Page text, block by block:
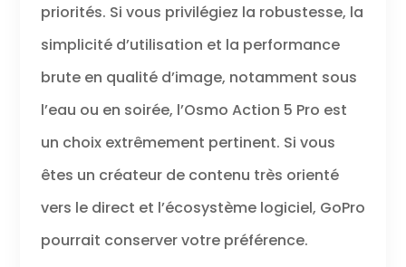
priorités. Si vous privilégiez la robustesse, la
simplicité d’utilisation et la performance
brute en qualité d’image, notamment sous
l’eau ou en soirée, l’Osmo Action 5 Pro est
un choix extrêmement pertinent. Si vous
êtes un créateur de contenu très orienté
vers le direct et l’écosystème logiciel, GoPro
pourrait conserver votre préférence.